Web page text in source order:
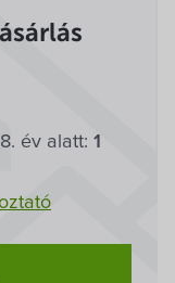
év alatt: 1